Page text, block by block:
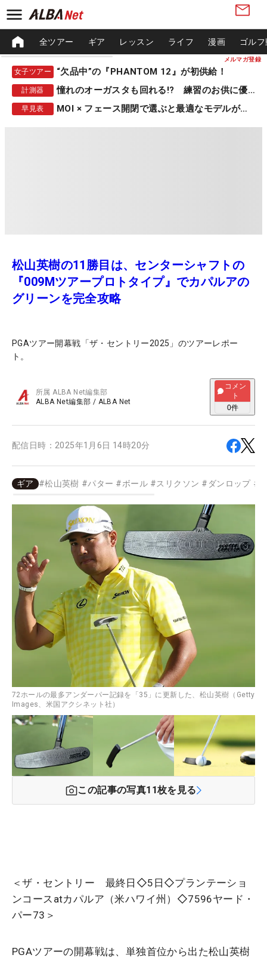
メルマガ登録
全ツアー ギア レッスン ライフ 漫画 ゴル
女子ツアー “欠品中”の『PHANTOM 12』が初供給！
計測器 憧れのオーガスタも回れる!? 練習のお供に優秀な一品
早見表 MOI × フェース開閉で選ぶと最適なモデルが見つかる
松山英樹の11勝目は、センターシャフトの
『009Mツアープロトタイプ』でカパルアの
グリーンを完全攻略
PGAツアー開幕戦「ザ・セントリー2025」のツアーレポー
ト。
所属ALBA Net編集部
ALBA Net編集部 / ALBA Net
コメン
ト
0件
配信日時： 2025年1月6日 14時20分
ギア #松山英樹 #パター #ボール #スリクソン # ダンロップ #
72ホールの最多アンダーパー記録を「35」に更新した、松山英樹（Getty
Images、米国アクシネット社）
この記事の写真11枚を見る
＜ザ・セントリー 最終日◇5日◇プランテーショ
ンコースatカパルア（米ハワイ州）◇7596ヤード・
パー73＞
PGAツアーの開幕戦は、単独首位から出た松山英樹